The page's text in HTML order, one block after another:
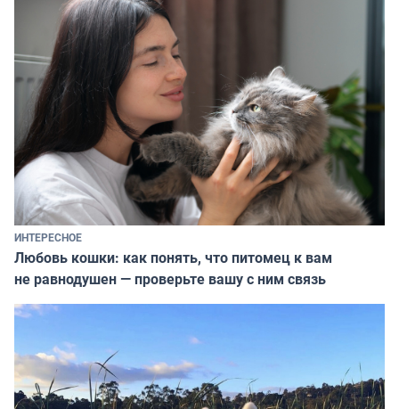
ИНТЕРЕСНОЕ
Любовь кошки: как понять, что питомец к вам
не равнодушен — проверьте вашу с ним связь